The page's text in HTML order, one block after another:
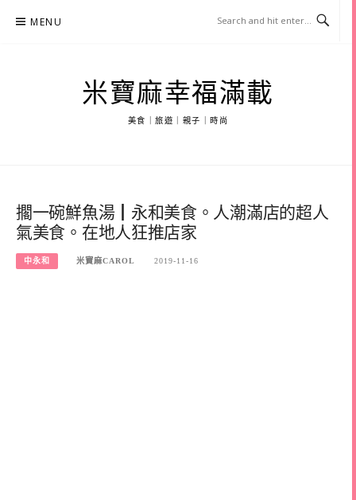
MENU
米寶麻幸福滿載
美食｜旅遊｜親子｜時尚
擱一碗鮮魚湯┃永和美食。人潮滿店的超人
氣美食。在地人狂推店家
中永和 米寶麻CAROL 2019-11-16